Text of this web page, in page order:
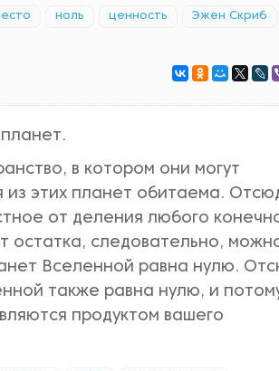
ноль ценность Эжен Скриб
в котором они могут
из этих планет обитаема.
от деления любого
остатка, следовательно,
Вселенной равна нулю.
также равна нулю, и
продуктом вашего